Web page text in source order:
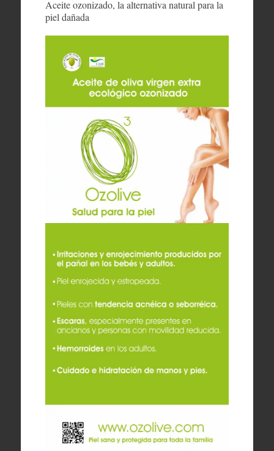
Aceite ozonizado, la alternativa natural para la
piel dañada